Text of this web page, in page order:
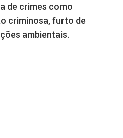
de crimes como
criminosa, furto de
ambientais.